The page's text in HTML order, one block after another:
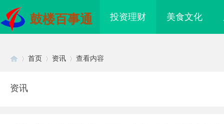
鼓楼百事通 投资理财 美食文化
首页 资讯 查看内容
资讯